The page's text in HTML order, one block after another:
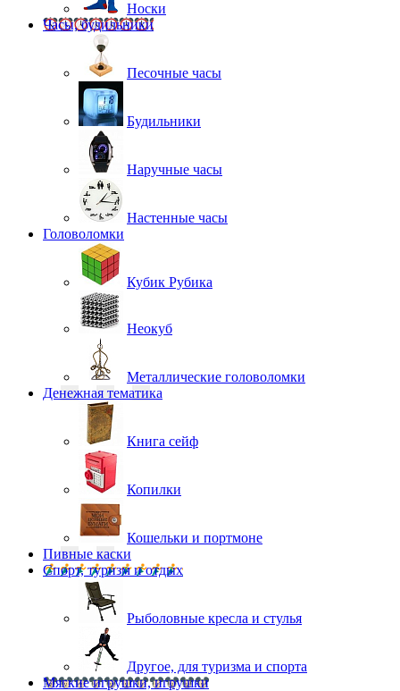
Носки
Часы, будильники
Песочные часы
Будильники
Наручные часы
Настенные часы
Головоломки
Кубик Рубика
Неокуб
Металлические головоломки
Денежная тематика
Книга сейф
Копилки
Кошельки и портмоне
Пивные каски
Спорт, туризм и отдых
Рыболовные кресла и стулья
Другое, для туризма и спорта
Мягкие игрушки, игрушки